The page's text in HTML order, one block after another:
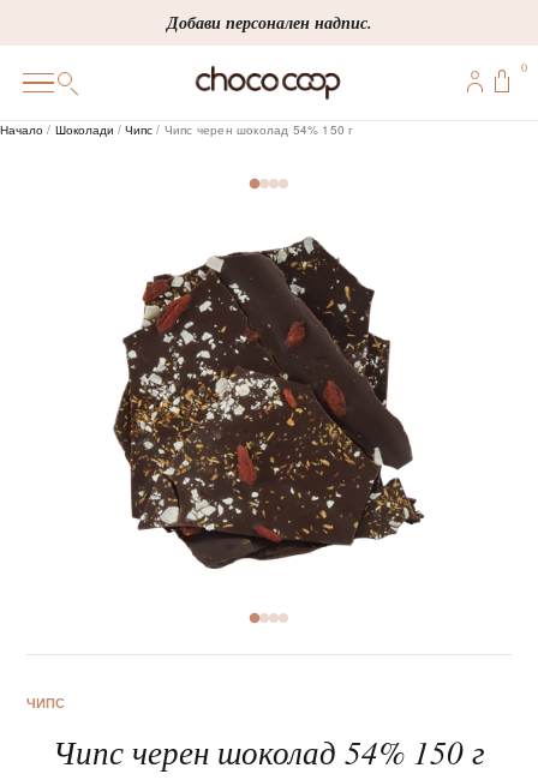
to
content
Добави персонален надпис.
КОРПОРАТИВНИ
ШОКОЛАДИ
БОНБОНИ
ВИНЕНА СЕЛЕКЦИЯ
За нас
Клиентско обслужване
0
Начало / Шоколади /Чипс / Чипс черен шоколад 54% 150 г
ЧИПС
Чипс черен шоколад 54% 150 г